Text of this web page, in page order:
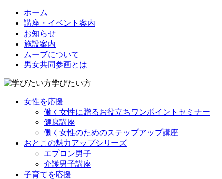
ホーム
講座・イベント案内
お知らせ
施設案内
ムーブについて
男女共同参画とは
学びたい方
女性を応援
働く女性に贈るお役立ちワンポイントセミナー
健康講座
働く女性のためのステップアップ講座
おとこの魅力アップシリーズ
エプロン男子
介護男子講座
子育てを応援